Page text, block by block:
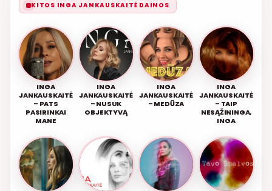
KITOS INGA JANKAUSKAITĖ DAINOS
INGA
JANKAUSKAITĖ
– PATS
PASIRINKAI
MANE
INGA
JANKAUSKAITĖ
– NUSUK
OBJEKTYVĄ
INGA
JANKAUSKAITĖ
– MEDŪZA
INGA
JANKAUSKAITĖ
– TAIP
NESĄŽININGA,
INGA